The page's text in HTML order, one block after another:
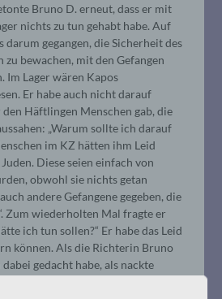
Bruno D. erneut, dass er mit
nichts zu tun gehabt habe. Auf
darum gegangen, die Sicherheit des
zu bewachen, mit den Gefangen
Im Lager wären Kapos
Er habe auch nicht darauf
den Häftlingen Menschen gab, die
„Warum sollte ich darauf
im KZ hätten ihm Leid
Diese seien einfach von
obwohl sie nichts getan
andere Gefangene gegeben, die
Zum wiederholten Mal fragte er
ich tun sollen?“ Er habe das Leid
können. Als die Richterin Bruno
gedacht habe, als nackte